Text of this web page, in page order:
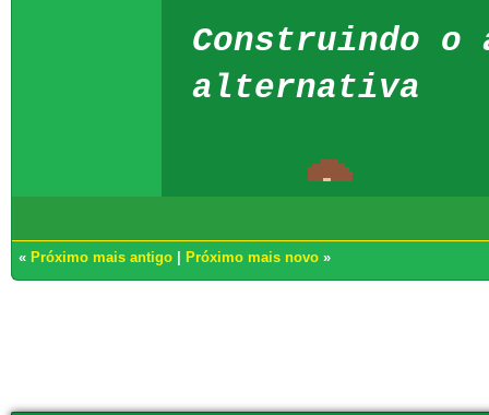
Construindo o
alternativa
« Próximo mais antigo Próximo mais novo »